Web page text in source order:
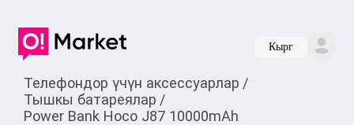
Кырг
Телефондор үчүн аксессуарлар /
Тышкы батареялар /
Power Bank Hoco J87 10000mAh